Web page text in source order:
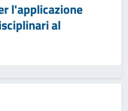
l'applicazione
al